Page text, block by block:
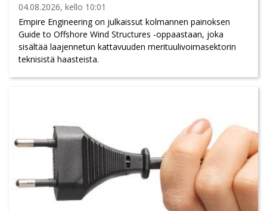
04.08.2026, kello 10:01
Empire Engineering on julkaissut kolmannen painoksen
Guide to Offshore Wind Structures -oppaastaan, joka
sisältää laajennetun kattavuuden merituulivoimasektorin
teknisistä haasteista.